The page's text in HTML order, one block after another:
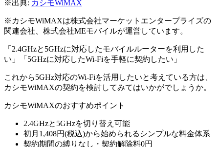
※出典: カシモWiMAX
※カシモWiMAXは株式会社マーケットエンタープライズの
関連会社、株式会社MEモバイルが運営しています。
「2.4GHzと5GHzに対応したモバイルルーターを利用した
い」「5GHzに対応したWi-Fiを手軽に契約したい」
これから5GHz対応のWi-Fiを活用したいと考えている方は、
カシモWiMAXの契約を検討してみてはいかがでしょうか。
カシモWiMAXのおすすめポイント
2.4GHzと5GHzを切り替え可能
初月1,408円(税込)から始められるシンプルな料金体系
契約期間の縛りなし・契約解除料0円